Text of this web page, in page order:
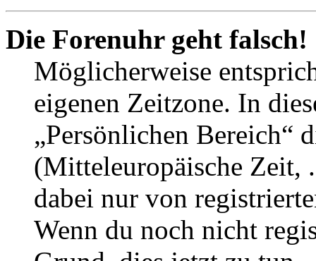
Die Forenuhr geht falsch!
Möglicherweise
eigenen Zeitzone. In
„Persönlichen Bereich“
(Mitteleuropäische Zeit,
dabei nur von
Wenn du noch nicht